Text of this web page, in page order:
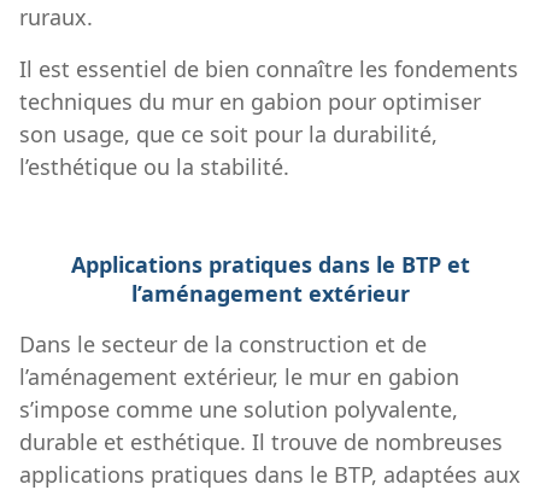
ruraux.
Il est essentiel de bien connaître les fondements
techniques du mur en gabion pour optimiser
son usage, que ce soit pour la durabilité,
l’esthétique ou la stabilité.
Applications pratiques dans le BTP et
l’aménagement extérieur
Dans le secteur de la construction et de
l’aménagement extérieur, le mur en gabion
s’impose comme une solution polyvalente,
durable et esthétique. Il trouve de nombreuses
applications pratiques dans le BTP, adaptées aux